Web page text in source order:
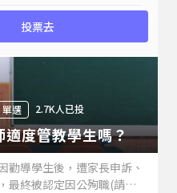
投票去
單選 2.7K人已投
適度管教學生嗎？
勸導學生後，遭家長申訴、
最終被認定因公殉職(請見